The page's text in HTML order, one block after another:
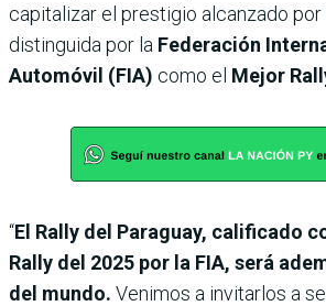
capitalizar el prestigio alcanzado
distinguida por la Federación
Automóvil (FIA) como el Mejor
“El Rally del Paraguay, calificado
Rally del 2025 por la FIA, será
del mundo. Venimos a invitarlos a